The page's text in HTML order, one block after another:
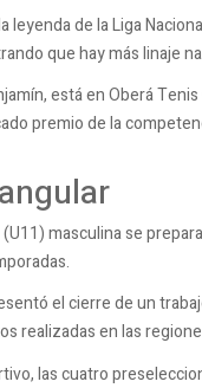
leyenda de la Liga
que hay más linaje
está en Oberá
premio de la
masculina se
el cierre de un
realizadas en las
las cuatro